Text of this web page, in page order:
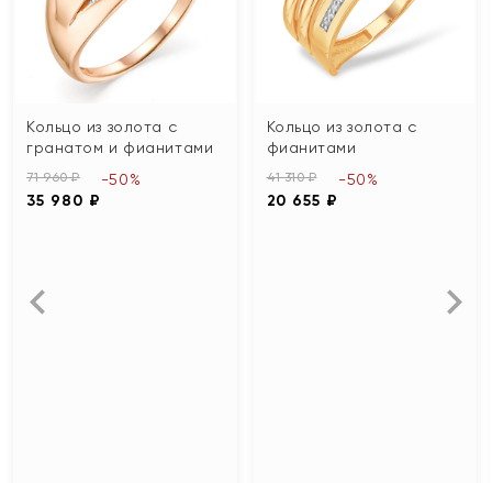
Кольцо из золота с
гранатом и фианитами
71 960 ₽
35 980 ₽
-50%
Кольцо из золота с
фианитами
41 310 ₽
20 655 ₽
-50%